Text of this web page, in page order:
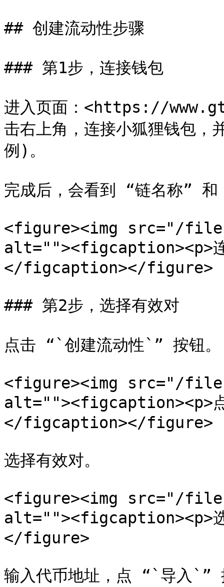
## 创建流动性步骤
### 第1步，连接钱包
进入页面：<https://
击右上角，连接小狐狸钱包，
例)。
完成后，会看到 “链名称”
<figure><img src="/files/
alt=""><figcaption><p>连
</figcaption></figure>
### 第2步，选择有效对
点击 “`创建流动性`” 按钮。
<figure><img src="/files/
alt=""><figcaption><p>点
</figcaption></figure>
选择有效对。
<figure><img src="/files/
alt=""><figcaption><p>
</figure>
输入代币地址，点 “`导入`”